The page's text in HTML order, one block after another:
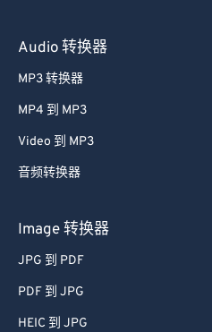
Audio 转换器
MP3 转换器
MP4 到 MP3
Video 到 MP3
音频转换器
Image 转换器
JPG 到 PDF
PDF 到 JPG
HEIC 到 JPG